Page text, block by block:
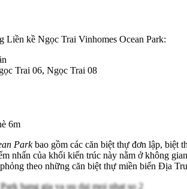
Liền kề Ngọc Trai Vinhomes Ocean Park:
Trai 06, Ngọc Trai 08
6m
Parkbao gồm các căn biệt thự đơn lập, biệt
nhấn của khối kiến trúc này nằm ở không
theo những căn biệt thự miền biển Địa